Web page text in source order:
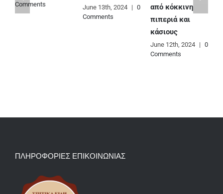
Comments
June 13th, 2024 | 0
Comments
από κόκκινη
πιπεριά και
κάσιους
June 12th, 2024 | 0
Comments
ΠΛΗΡΟΦΟΡΙΕΣ ΕΠΙΚΟΙΝΩΝΙΑΣ